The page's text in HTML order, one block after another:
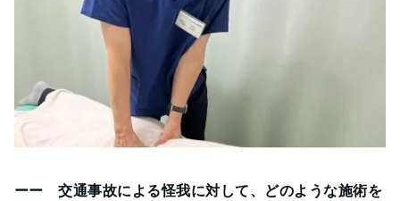
ーー 交通事故による怪我に対して、どのような施術を